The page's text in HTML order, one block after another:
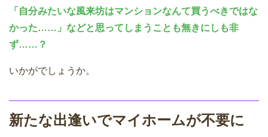
「自分みたいな風来坊はマンションなんて買うべきではな
かった……」などと思ってしまうことも無きにしも非
ず……？
いかがでしょうか。
新たな出逢いでマイホームが不要に